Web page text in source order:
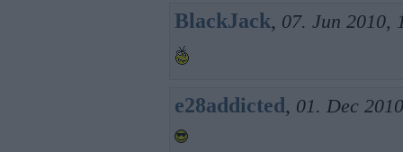
BlackJack, 07. Jun 2010,
e28addicted, 01. Dec